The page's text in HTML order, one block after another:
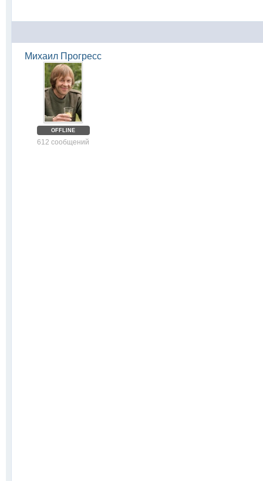
Михаил Прогресс
OFFLINE
612 сообщений